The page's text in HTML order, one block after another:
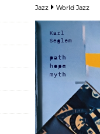
Jazz World Jazz